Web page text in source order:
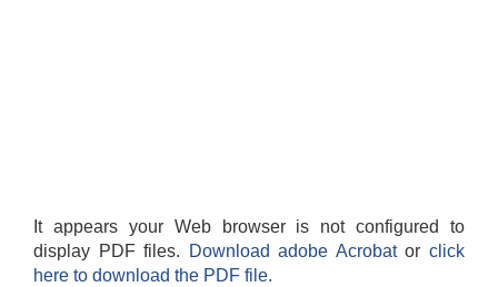
It appears your Web browser is not configured to
display PDF files.
Download adobe Acrobatorclick
here to download the PDF file.